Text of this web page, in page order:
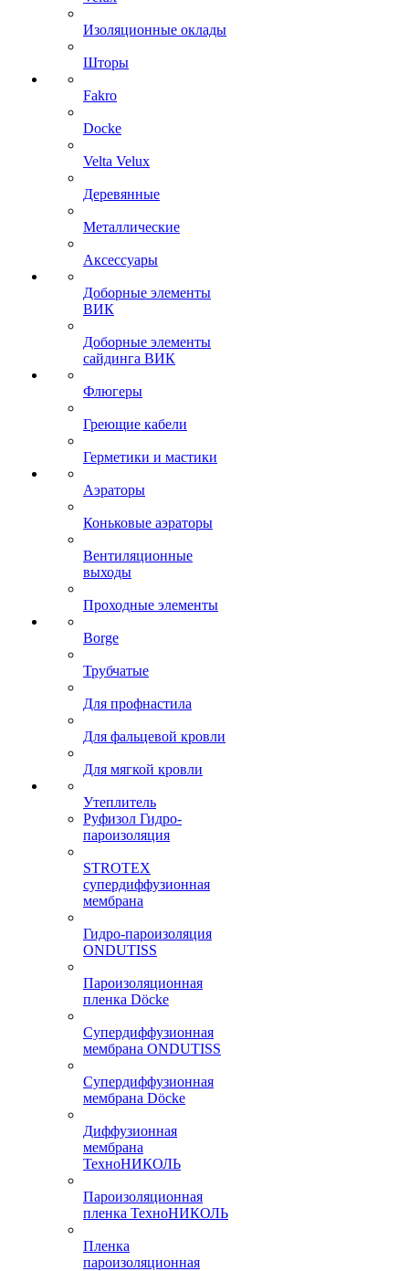
Изоляционные оклады
Шторы
Fakro
Docke
Velta Velux
Деревянные
Металлические
Аксессуары
Доборные элементы
ВИК
Доборные элементы
сайдинга ВИК
Флюгеры
Греющие кабели
Герметики и мастики
Аэраторы
Коньковые аэраторы
Вентиляционные
выходы
Проходные элементы
Borge
Трубчатые
Для профнастила
Для фальцевой кровли
Для мягкой кровли
Утеплитель
Руфизол Гидро-
пароизоляция
STROTEX
супердиффузионная
мембрана
Гидро-пароизоляция
ONDUTISS
Пароизоляционная
пленка Döcke
Супердиффузионная
мембрана ONDUTISS
Супердиффузионная
мембрана Döcke
Диффузионная
мембрана
ТехноНИКОЛЬ
Пароизоляционная
пленка ТехноНИКОЛЬ
Пленка
пароизоляционная